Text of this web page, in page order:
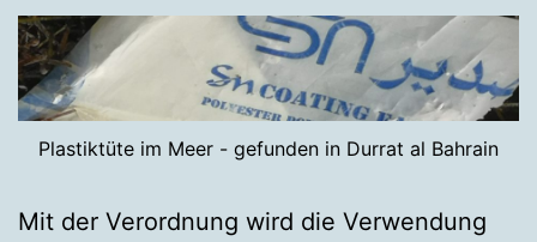
Plastiktüte im Meer - gefunden in Durrat al Bahrain
Mit der Verordnung wird die Verwendung